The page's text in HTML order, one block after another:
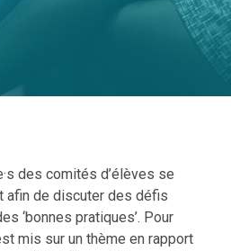
des comités d’élèves se
afin de discuter des défis
‘bonnes pratiques’. Pour
mis sur un thème en rapport